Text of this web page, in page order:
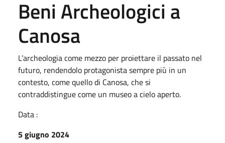
Beni Archeologici a
Canosa
L’archeologia come mezzo per proiettare il passato nel
futuro, rendendolo protagonista sempre più in un
contesto, come quello di Canosa, che si
contraddistingue come un museo a cielo aperto.
Data :
5 giugno 2024